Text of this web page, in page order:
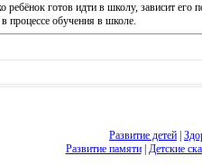
ребёнок готов идти в школу, зависит его
процессе обучения в школе.
Развитие детей
Развитие памяти| Детские